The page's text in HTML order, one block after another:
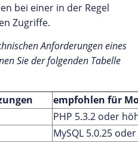
bei einer in der Regel
Zugriffe.
Anforderungen eines
Sie der folgenden Tabelle
empfohlen für
PHP 5.3.2 oder
MySQL 5.0.25